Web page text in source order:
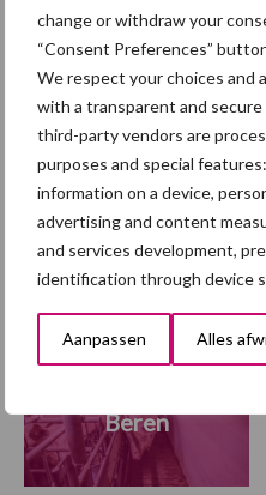
change or withdraw your
“Consent Preferences”
We respect your choices and
with a transparent and
third-party vendors are
purposes and special
information on a device,
advertising and content
and services development,
identification through device
Aanpassen Alles
omlaag
Themapagina
Diergezondheid
Beren